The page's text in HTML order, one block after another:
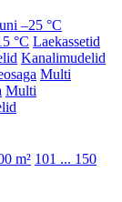
–25 °C
°C Laekassetid
Kanalimudelid
Multi
Multi
m² 101 ... 150